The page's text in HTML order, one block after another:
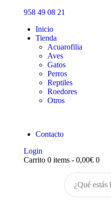
958 49 08 21
Inicio
Tienda
Acuarofilia
Aves
Gatos
Perros
Reptiles
Roedores
Otros
Contacto
Login
Carrito 0 items - 0,00€ 0
Inicio